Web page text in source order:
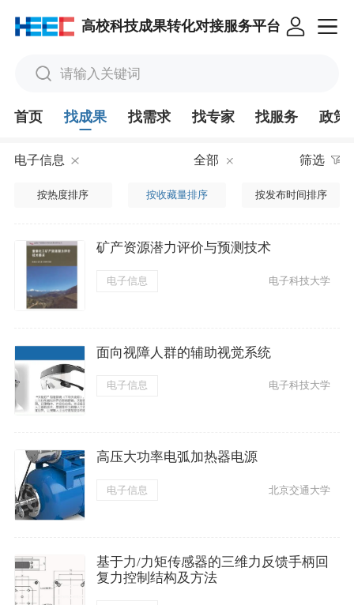
高校科技成果转化对接服务平台
请输入关键词
首页 找成果 找需求 找专家 找服务 政策
电子信息 全部 筛选
按热度排序 按收藏量排序 按发布时间排序
矿产资源潜力评价与预测技术
电子信息 电子科技大学
面向视障人群的辅助视觉系统
电子信息 电子科技大学
高压大功率电弧加热器电源
电子信息 北京交通大学
基于力/力矩传感器的三维力反馈手柄回
复力控制结构及方法